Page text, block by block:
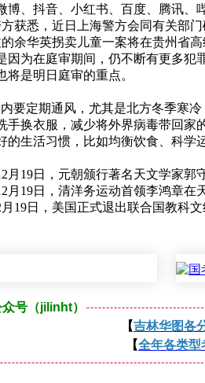
博、抖音、小红书、百度、腾讯
悉，近日上海警方会同有关部门
华英拐卖儿童一案将在贵州省高
因为在庭审期间，仍不断有更多
将是明日庭审的重点。
定期通风，尤其是北方冬季寒冷
手换衣服，减少将外界病毒带回
生活习惯，比如均衡饮食、科学
19日，元朝颁行著名天文学家郭
19日，清洋务运动首领李鸿章在
日，美国正式退出联合国教科文
号（jilinht）
【吉林华图各
【全年各类型